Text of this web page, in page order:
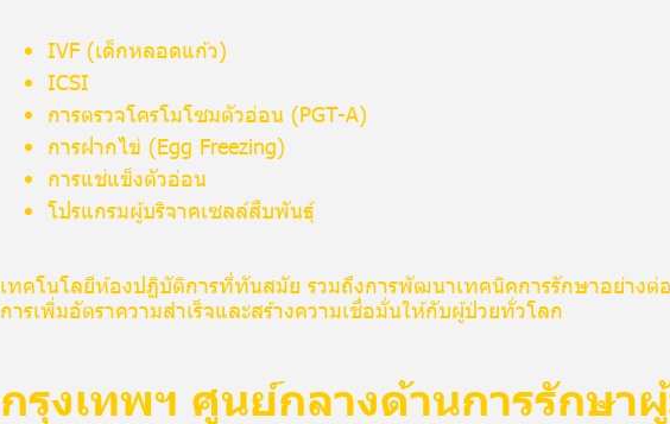
IVF (เด็กหลอดแก้ว)
ICSI
การตรวจโครโมโซมตัวอ่อน (PGT-A)
การฝากไข่ (Egg Freezing)
การแช่แข็งตัวอ่อน
โปรแกรมผู้บริจาคเซลล์สืบพันธุ์
เทคโนโลยีห้องปฏิบัติการที่ทันสมัย รวมถึงการพัฒนาเทคนิคการรักษาอย่างต่
การเพิ่มอัตราความสำเร็จและสร้างความเชื่อมั่นให้กับผู้ป่วยทั่วโลก
กรุงเทพฯ ศูนย์กลางด้านการรักษา